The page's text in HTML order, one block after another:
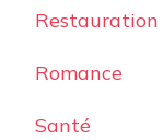
Restauration
Romance
Santé